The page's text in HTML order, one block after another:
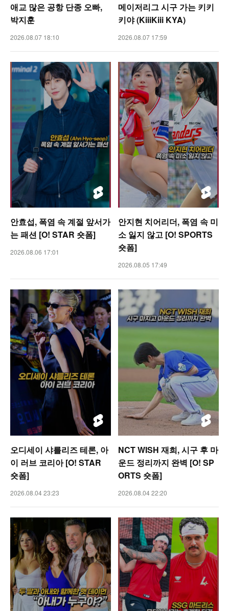
애교 많은 공항 단종 오빠,
박지훈
2026.08.07 18:10
메이저리그 시구 가는 키키
키야 (KiiiKiii KYA)
2026.08.07 17:59
안효섭, 폭염 속 계절 앞서가
는 패션 [O! STAR 숏폼]
2026.08.06 17:01
안지현 치어리더, 폭염 속 미
소 잃지 않고 [O! SPORTS
숏폼]
2026.08.05 17:49
오디세이 샤를리즈 테론, 아
이 러브 코리아 [O! STAR
숏폼]
2026.08.04 23:23
NCT WISH 재희, 시구 후 마
운드 정리까지 완벽 [O! SP
ORTS 숏폼]
2026.08.04 22:20